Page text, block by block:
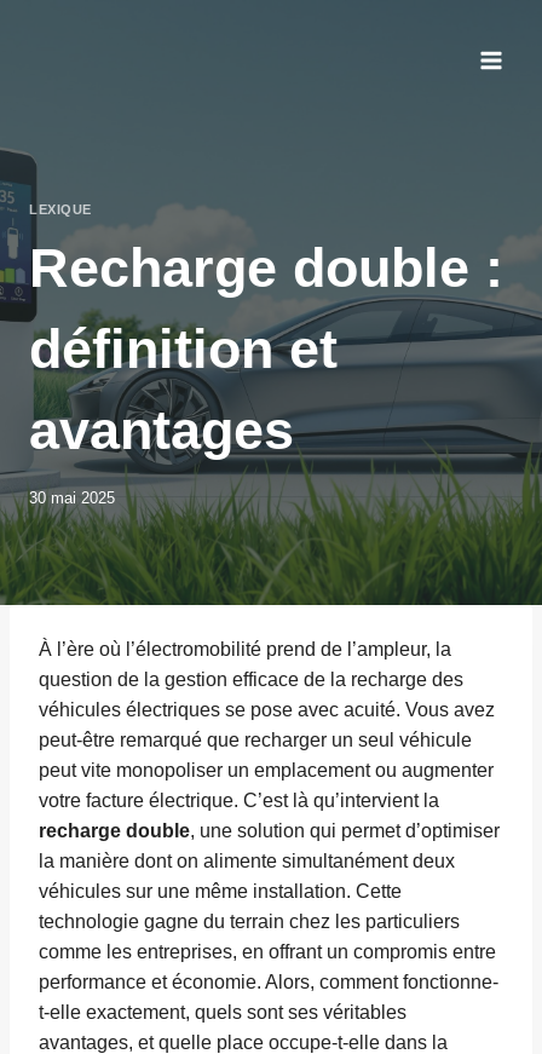
LEXIQUE
Recharge double :
définition et
avantages
30 mai 2025
À l’ère où l’électromobilité prend de l’ampleur, la
question de la gestion efficace de la recharge des
véhicules électriques se pose avec acuité. Vous avez
peut-être remarqué que recharger un seul véhicule
peut vite monopoliser un emplacement ou augmenter
votre facture électrique. C’est là qu’intervient la
recharge double, une solution qui permet d’optimiser
la manière dont on alimente simultanément deux
véhicules sur une même installation. Cette
technologie gagne du terrain chez les particuliers
comme les entreprises, en offrant un compromis entre
performance et économie. Alors, comment fonctionne-
t-elle exactement, quels sont ses véritables
avantages, et quelle place occupe-t-elle dans la